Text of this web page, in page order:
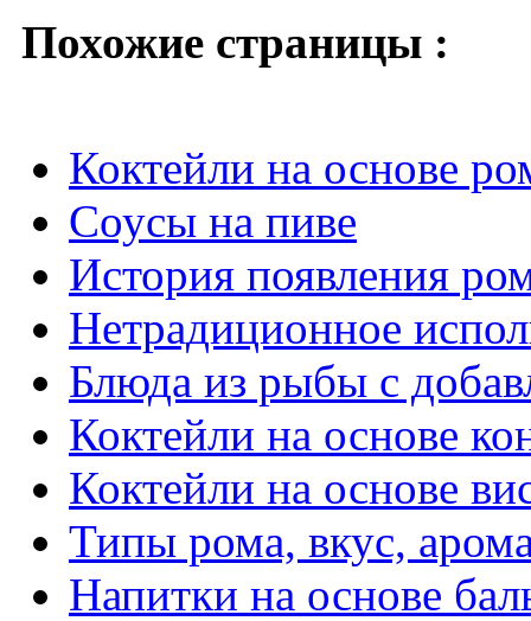
Похожие страницы :
Коктейли на основе
Соусы на пиве
История появления
Нетрадиционное
Блюда из рыбы с
Коктейли на основе
Коктейли на основе
Типы рома, вкус,
Напитки на основе